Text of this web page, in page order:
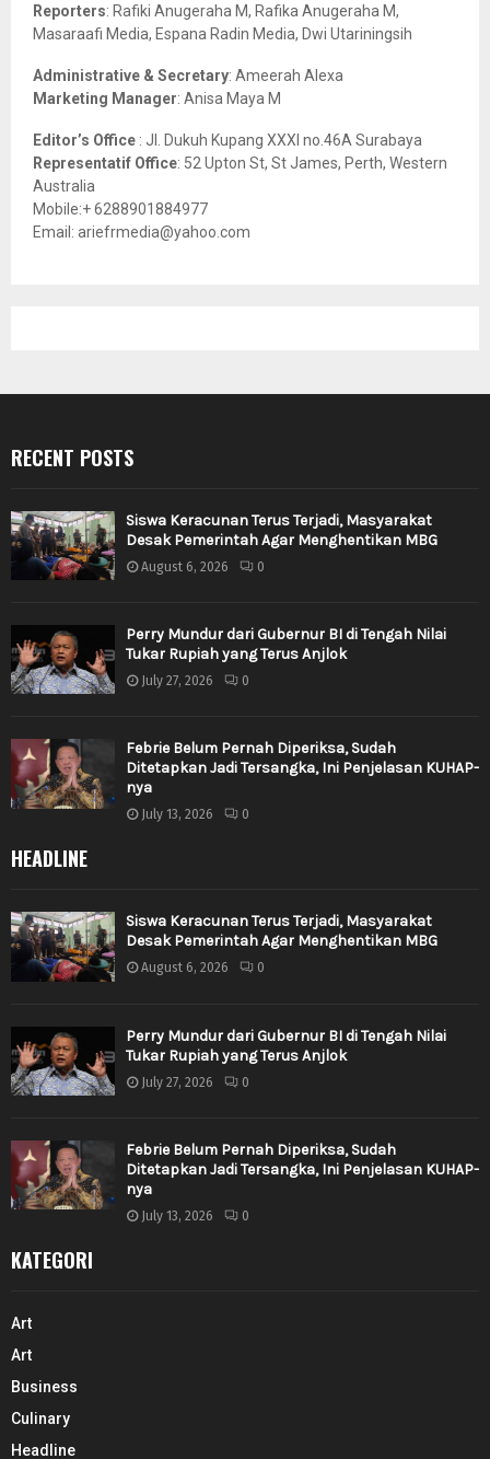
Reporters: Rafiki Anugeraha M, Rafika Anugeraha M,
Masaraafi Media, Espana Radin Media, Dwi Utariningsih
Administrative & Secretary: Ameerah Alexa
Marketing Manager: Anisa Maya M
Editor’s Office : Jl. Dukuh Kupang XXXI no.46A Surabaya
Representatif Office: 52 Upton St, St James, Perth, Western
Australia
Mobile:+ 6288901884977
Email: ariefrmedia@yahoo.com
RECENT POSTS
Siswa Keracunan Terus Terjadi, Masyarakat
Desak Pemerintah Agar Menghentikan MBG
August 6, 2026 0
Perry Mundur dari Gubernur BI di Tengah Nilai
Tukar Rupiah yang Terus Anjlok
July 27, 2026 0
Febrie Belum Pernah Diperiksa, Sudah
Ditetapkan Jadi Tersangka, Ini Penjelasan KUHAP-
nya
July 13, 2026 0
HEADLINE
Siswa Keracunan Terus Terjadi, Masyarakat
Desak Pemerintah Agar Menghentikan MBG
August 6, 2026 0
Perry Mundur dari Gubernur BI di Tengah Nilai
Tukar Rupiah yang Terus Anjlok
July 27, 2026 0
Febrie Belum Pernah Diperiksa, Sudah
Ditetapkan Jadi Tersangka, Ini Penjelasan KUHAP-
nya
July 13, 2026 0
KATEGORI
Art
Art
Business
Culinary
Headline